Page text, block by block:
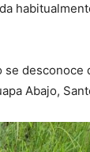
se desconoce
Abajo,